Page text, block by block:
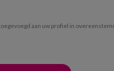
aan uw profiel in